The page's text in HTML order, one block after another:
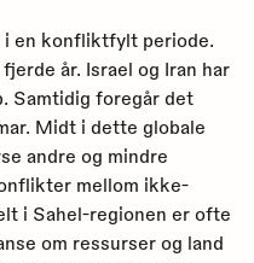
i en konfliktfylt periode.
år. Israel og Iran har
Samtidig foregår det
Midt i dette globale
andre og mindre
mellom ikke-
i Sahel-regionen er ofte
om ressurser og land